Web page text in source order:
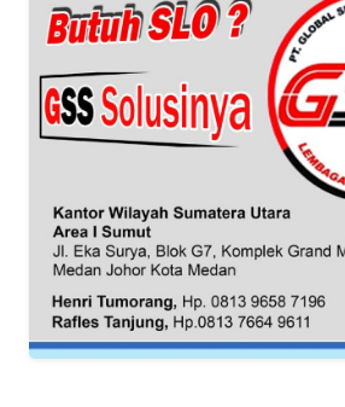
WN
SUMUT
WN
WN
JABAR
WN
BANTEN